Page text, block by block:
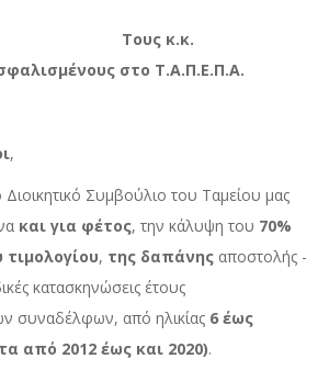
κ.κ.
στο Τ.Α.Π.Ε.Π.Α.
,
Συμβούλιο του Ταμείου μας
και για φέτος, την κάλυψη του 70%
τιμολογίου, της δαπάνης αποστολής -
κατασκηνώσεις έτους
συναδέλφων, από ηλικίας 6 έως
από 2012 έως και 2020).